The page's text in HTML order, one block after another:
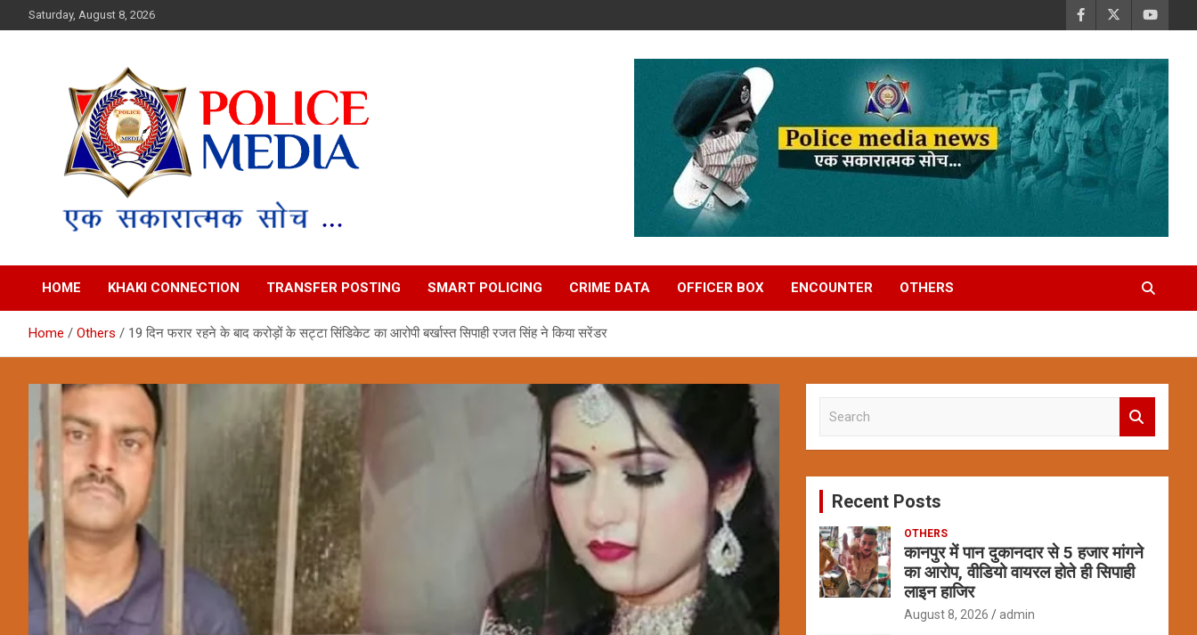
to
Saturday, August 8, 2026
Police Media News
HOME KHAKI CONNECTION TRANSFER POSTING SMART POLICING CRIME DATA OFFICER BOX ENCOUNTER OTHERS
Home Others 19 दिन फरार रहने के बाद करोड़ों के सट्टा सिंडिकेट का आरोपी बर्खास्त सिपाही रजत सिंह ने किया सरेंडर
c
Recent Posts
OTHERS
कानपुर में पान दुकानदार से 5 हजार मांगने
का आरोप, वीडियो वायरल होते ही सिपाही
लाइन हाजिर
August 8, 2026 admin